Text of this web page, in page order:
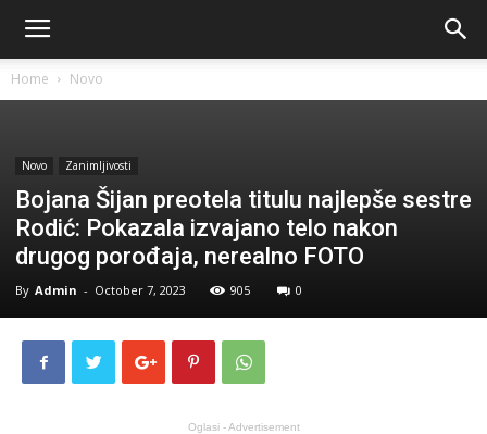
Home Novo
Novo Zanimljivosti
Bojana Šijan preotela titulu najlepše sestre
Rodić: Pokazala izvajano telo nakon
drugog porođaja, nerealno FOTO
By Admin - October 7, 2023 905 0
Oglasi - Advertisement